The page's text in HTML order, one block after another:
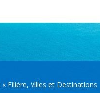
Filière, Villes et Destinations